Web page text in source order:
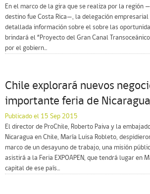
En el marco de la gira que se realiza por la región
destino fue Costa Rica—, la delegación
detallada información sobre el sobre las
brindará el “Proyecto del Gran Canal
por el gobiern...
Chile explorará nuevos
importante feria de Nicaragua
Publicado el 15 Sep 2015
El director de ProChile, Roberto Paiva y la
Nicaragua en Chile, María Luisa Robleto,
marco de un desayuno de trabajo, una misión
asistirá a la Feria EXPOAPEN, que tendrá lugar en
capital de ese país...